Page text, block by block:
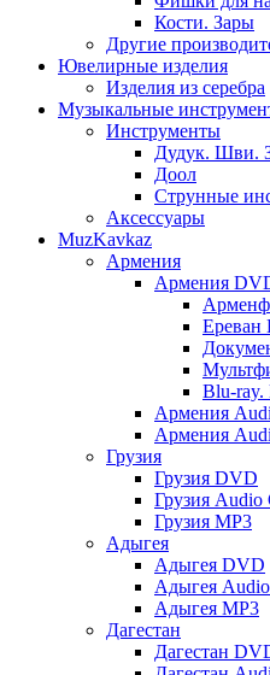
Кости. Зары
Другие
Ювелирные изделия
Изделия из серебра
Музыкальные
Инструменты
Дудук. Шви.
Доол
Струнные
Аксессуары
MuzKavkaz
Армения
Армения
Ереван
Blu-
Армения
Армения
Грузия
Грузия DVD
Грузия Audio
Грузия MP3
Адыгея
Адыгея DVD
Адыгея
Адыгея MP3
Дагестан
Дагестан